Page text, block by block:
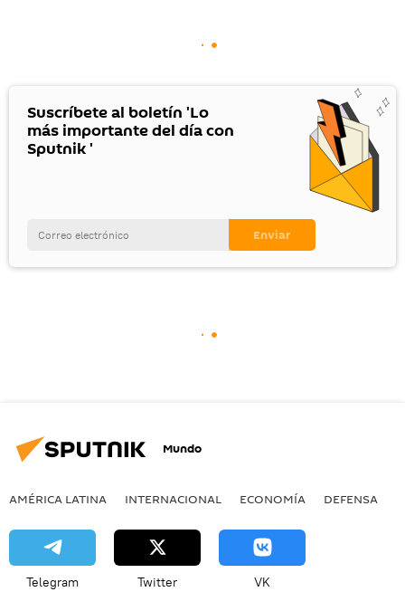
Suscríbete al boletín 'Lo
más importante del día con
Sputnik '
Mundo
AMÉRICA LATINA INTERNACIONAL ECONOMÍA DEFENSA
Telegram Twitter VK